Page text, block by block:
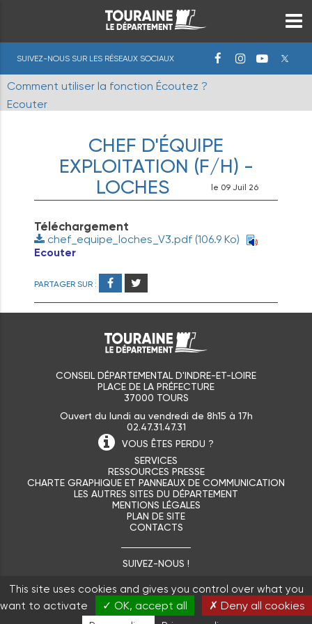
SUIVEZ-NOUS SUR LES RÉSEAUX SOCIAUX
Comment utiliser la fonction Écoutez ?
Ecouter
CHEF D'ÉQUIPE
EXPLOITATION (F/H) -
LOCHES
le 09 Juil 26
Téléchargement
chef_equipe_loches_V3.pdf (106.9 Ko)
Ecouter
PARTAGER SUR :
CONSEIL DÉPARTEMENTAL D'INDRE-ET-LOIRE
PLACE DE LA PRÉFECTURE
37000 TOURS
Ouvert du lundi au vendredi de 8h15 à 17h
02.47.31.47.31
VOUS ÊTES PERDU ?
SERVICES
RESSOURCES PRESSE
CHARTE GRAPHIQUE ET PANNEAUX DE COMMUNICATION
LES AUTRES SITES DU DÉPARTEMENT
MENTIONS LÉGALES
PLAN DE SITE
CONTACTS
SUIVEZ-NOUS !
This site uses cookies and gives you control over what you
want to activate
✓ OK, accept all
✗ Deny all cookies